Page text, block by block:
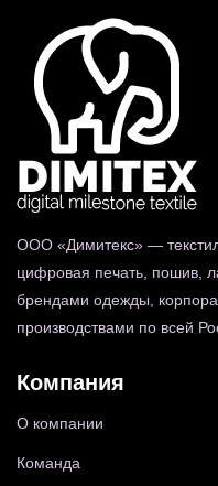
ООО «Димитекс» —
цифровая печать, пошив,
брендами одежды,
производствами по всей
Компания
О компании
Команда